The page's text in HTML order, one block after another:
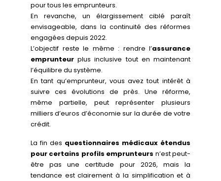
pour tous les emprunteurs.
En revanche, un élargissement ciblé paraît
envisageable, dans la continuité des réformes
engagées depuis 2022.
L’objectif reste le même : rendre l’assurance
emprunteur plus inclusive tout en maintenant
l’équilibre du système.
En tant qu’emprunteur, vous avez tout intérêt à
suivre ces évolutions de près. Une réforme,
même partielle, peut représenter plusieurs
milliers d’euros d’économie sur la durée de votre
crédit.
La fin des questionnaires médicaux étendus
pour certains profils emprunteurs n’est peut-
être pas une certitude pour 2026, mais la
tendance est clairement à la simplification et à